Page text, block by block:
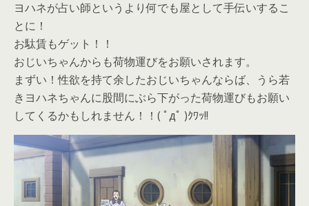
ヨハネが占い師というより何でも屋として手伝いするこ
とに！
お駄賃もゲット！！
おじいちゃんからも荷物運びをお願いされます。
まずい！性欲を持て余したおじいちゃんならば、うら若
きヨハネちゃんに股間にぶら下がった荷物運びもお願い
してくるかもしれません！！( ﾟдﾟ )ｸﾜｯ!!